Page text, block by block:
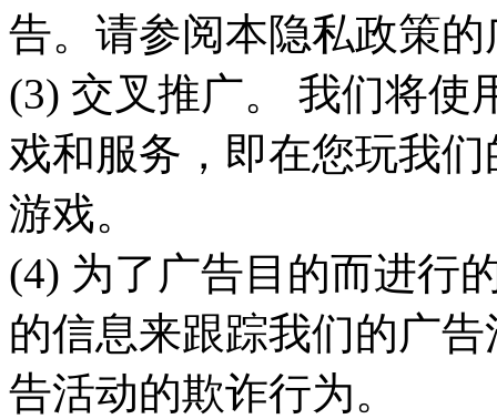
告。请参阅本隐私政策
(3) 交叉推广。 我们将使
戏和服务，即在您玩我
游戏。
(4) 为了广告目的而进行
的信息来跟踪我们的广
告活动的欺诈行为。